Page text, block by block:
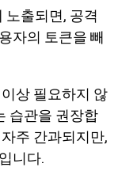
노출되면, 공격
자의 토큰을 빼
상 필요하지 않
습관을 권장합
주 간과되지만,
니다.